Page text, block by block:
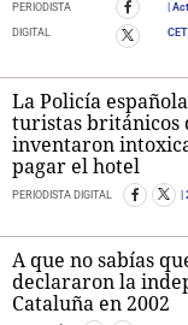
PERIODISTA
DIGITAL CET
La Policía
turistas británicos
inventaron
pagar el hotel
PERIODISTA DIGITAL
A que no sabías
declararon la
Cataluña en 2002